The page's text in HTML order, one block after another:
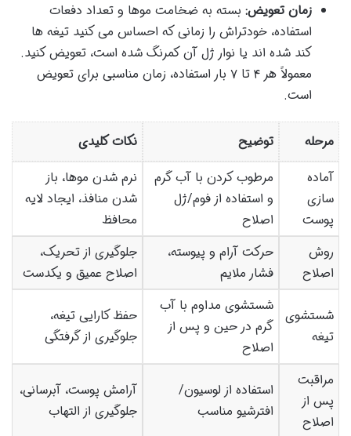
زمان تعویض: بسته به ضخامت موها و تعداد دفعات
استفاده، خودتراش را زمانی که احساس می کنید تیغه ها
کند شده اند یا نوار ژل آن کمرنگ شده است، تعویض کنید.
معمولاً هر ۴ تا ۷ بار استفاده، زمان مناسبی برای تعویض
است.
مرحله توضیح
نکات کلیدی
آماده
سازی
پوست
مرطوب کردن با آب گرم
و استفاده از فوم/ژل
اصلاح
نرم شدن موها، باز
شدن منافذ، ایجاد لایه
محافظ
روش
اصلاح
حرکت آرام و پیوسته،
فشار ملایم
جلوگیری از تحریک،
اصلاح عمیق و یکدست
شستشوی
تیغه
شستشوی مداوم با آب
گرم در حین و پس از
اصلاح
حفظ کارایی تیغه،
جلوگیری از گرفتگی
مراقبت
پس از
اصلاح
استفاده از لوسیون/
افترشیو مناسب
آرامش پوست، آبرسانی،
جلوگیری از التهاب